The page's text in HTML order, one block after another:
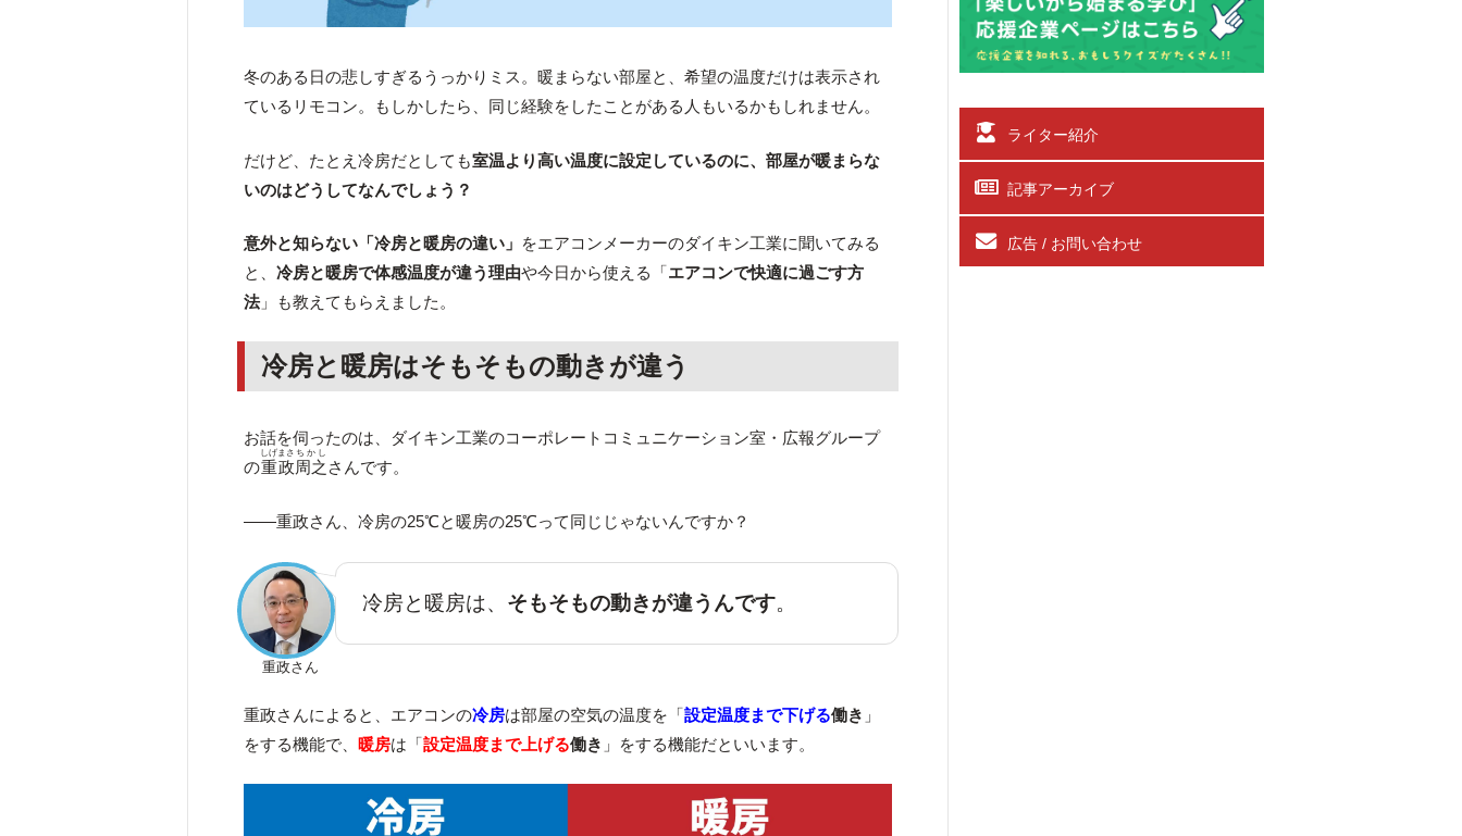
冬のある日の悲しすぎるうっかりミス。暖まらない部屋と、希望の温度だけは表示され
ているリモコン。もしかしたら、同じ経験をしたことがある人もいるかもしれません。
だけど、たとえ冷房だとしても室温より高い温度に設定しているのに、部屋が暖まらな
いのはどうしてなんでしょう？
意外と知らない「冷房と暖房の違い」 をエアコンメーカーのダイキン工業に聞いてみる
と、冷房と暖房で体感温度が違う理由や今日から使える「エアコンで快適に過ごす方
法」も教えてもらえました。
冷房と暖房はそもそもの動きが違う
お話を伺ったのは、ダイキン工業のコーポレートコミュニケーション室・広報グループ
の重政
しげまさ
周之
ちかし
さんです。
――重政さん、冷房の25℃と暖房の25℃って同じじゃないんですか？
重政さん
冷房と暖房は、 そもそもの動きが違うんです。
重政さんによると、エアコンの冷房は部屋の空気の温度を「設定温度まで下げる働き 」
をする機能で、 暖房は「設定温度まで上げる働き 」をする機能だといいます。
ライター紹介
記事アーカイブ
広告 / お問い合わせ